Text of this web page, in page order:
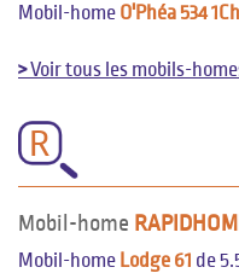
Mobil-home O'Phéa 534 1Ch
>Voir tous les mobils-
R
Mobil-home
Mobil-home Lodge 61 de